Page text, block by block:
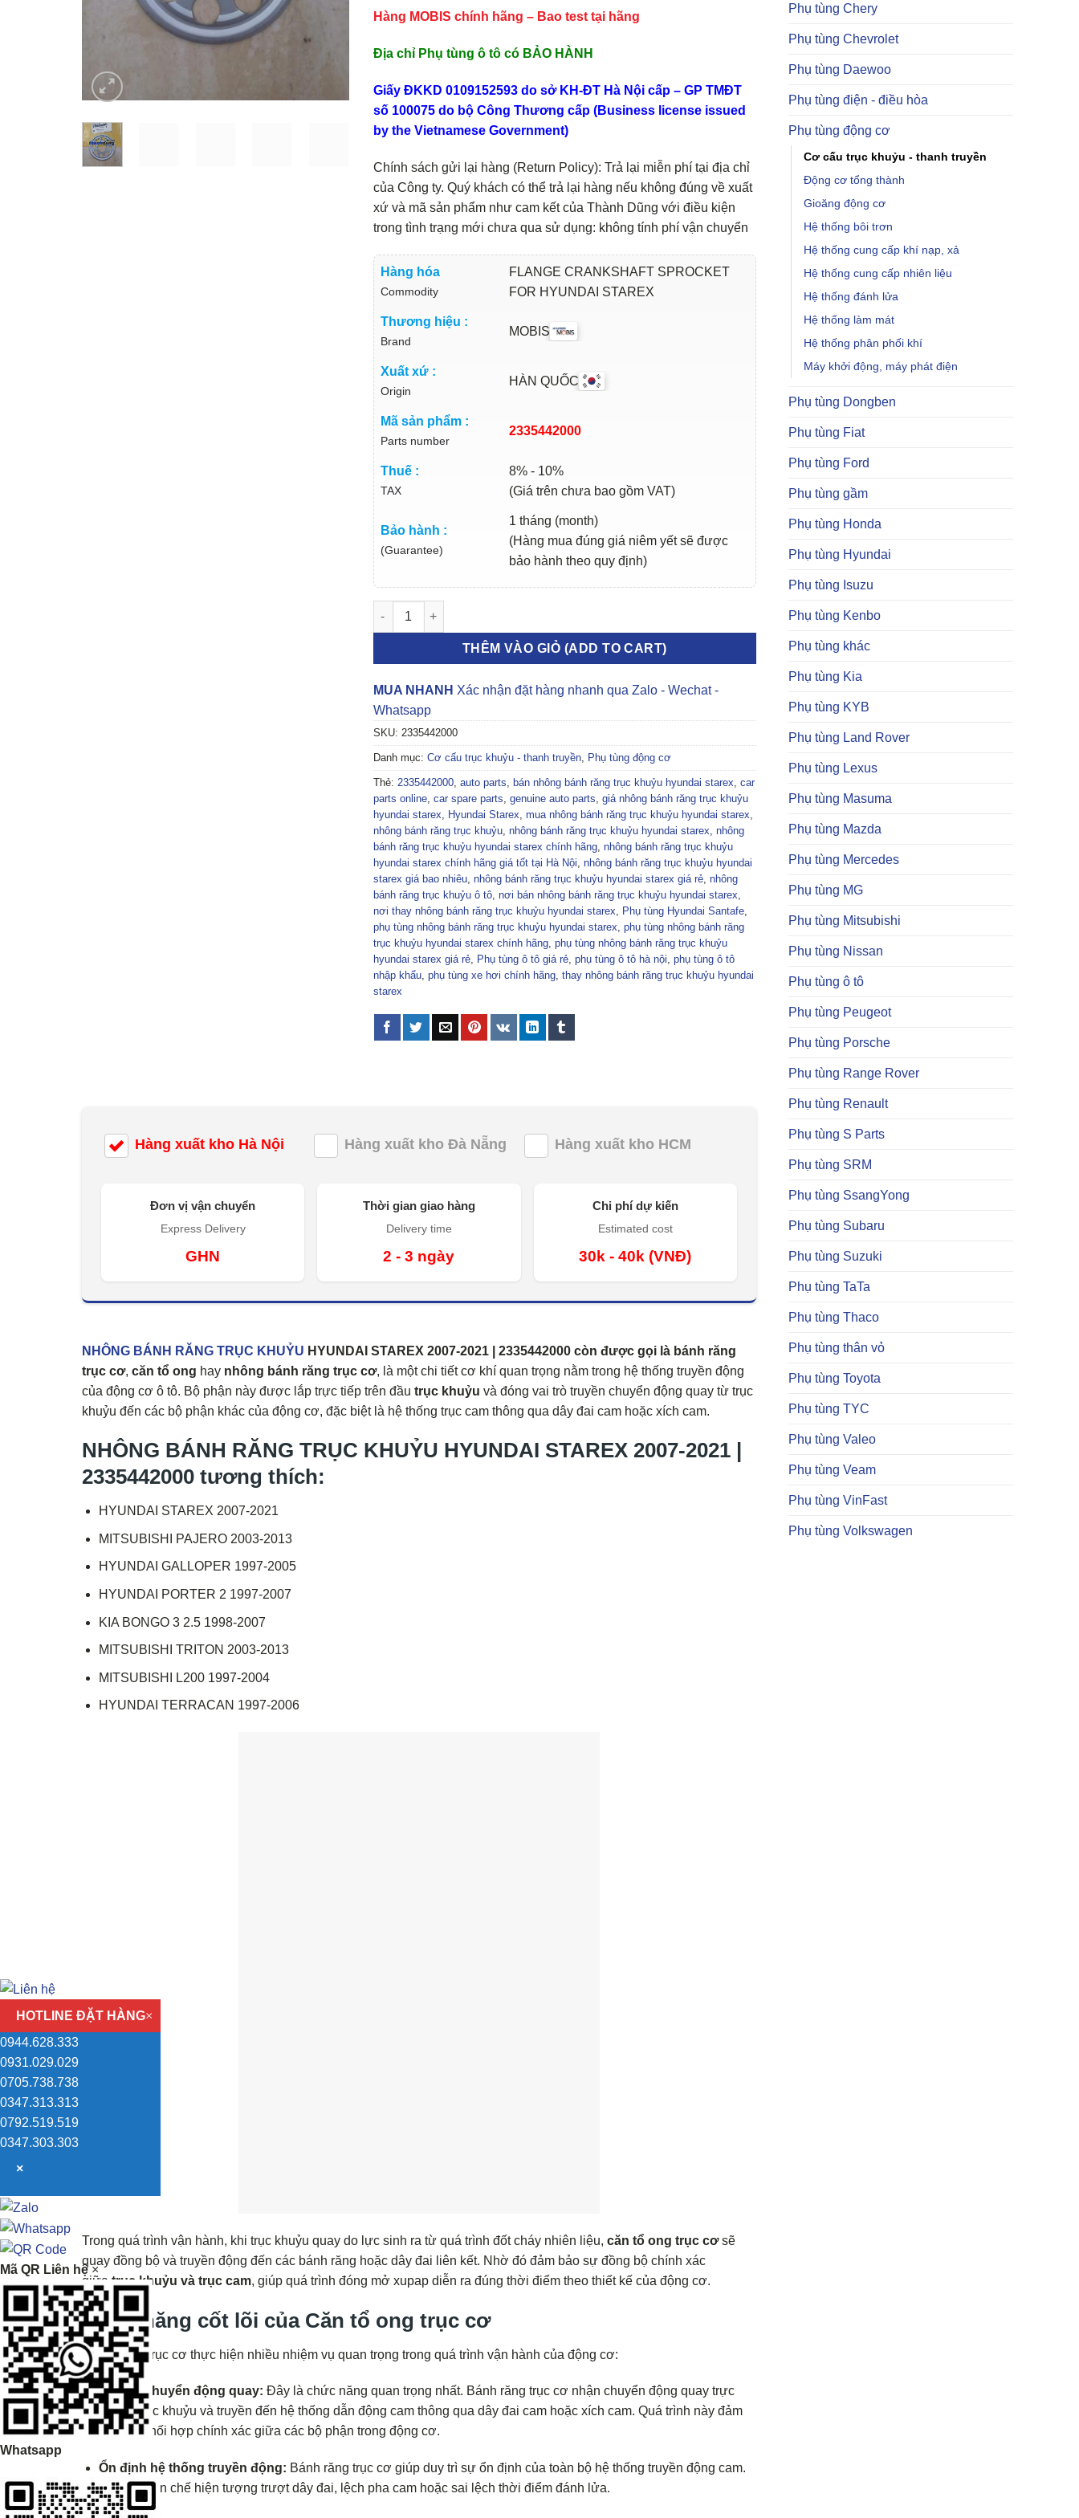
Phụ tùng Chery
Phụ tùng Chevrolet
Phụ tùng Daewoo
Phụ tùng điện - điều hòa
Phụ tùng động cơ
Cơ cấu trục khuỷu - thanh truyền
Động cơ tổng thành
Gioăng động cơ
Hệ thống bôi trơn
Hệ thống cung cấp khí nạp, xả
Hệ thống cung cấp nhiên liệu
Hệ thống đánh lửa
Hệ thống làm mát
Hệ thống phân phối khí
Máy khởi động, máy phát điện
Phụ tùng Dongben
Phụ tùng Fiat
Phụ tùng Ford
Phụ tùng gầm
Phụ tùng Honda
Phụ tùng Hyundai
Phụ tùng Isuzu
Phụ tùng Kenbo
Phụ tùng khác
Phụ tùng Kia
Phụ tùng KYB
Phụ tùng Land Rover
Phụ tùng Lexus
Phụ tùng Masuma
Phụ tùng Mazda
Phụ tùng Mercedes
Phụ tùng MG
Phụ tùng Mitsubishi
Phụ tùng Nissan
Phụ tùng ô tô
Phụ tùng Peugeot
Phụ tùng Porsche
Phụ tùng Range Rover
Phụ tùng Renault
Phụ tùng S Parts
Phụ tùng SRM
Phụ tùng SsangYong
Phụ tùng Subaru
Phụ tùng Suzuki
Phụ tùng TaTa
Phụ tùng Thaco
Phụ tùng thân vỏ
Phụ tùng Toyota
Phụ tùng TYC
Phụ tùng Valeo
Phụ tùng Veam
Phụ tùng VinFast
Phụ tùng Volkswagen
Hàng MOBIS chính hãng – Bao test tại hãng
Địa chỉ Phụ tùng ô tô có BẢO HÀNH
Giấy ĐKKD 0109152593 do sở KH-ĐT Hà Nội cấp – GP TMĐT
số 100075 do bộ Công Thương cấp (Business license issued
by the Vietnamese Government)
Chính sách gửi lại hàng (Return Policy): Trả lại miễn phí tại địa chỉ
của Công ty. Quý khách có thể trả lại hàng nếu không đúng về xuất
xứ và mã sản phẩm như cam kết của Thành Dũng với điều kiện
trong tình trạng mới chưa qua sử dụng: không tính phí vận chuyển
Hàng hóa
Commodity
FLANGE CRANKSHAFT SPROCKET
FOR HYUNDAI STAREX
Thương hiệu :
Brand
MOBIS
Xuất xứ :
Origin
HÀN QUỐC
Mã sản phẩm :
Parts number
2335442000
Thuế :
TAX
8% - 10%
(Giá trên chưa bao gồm VAT)
Bảo hành :
(Guarantee)
1 tháng (month)
(Hàng mua đúng giá niêm yết sẽ được
bảo hành theo quy định)
NHÔNG BÁNH RĂNG TRỤC KHUỶU HYUNDAI STAREX 2007-2021 | 2335442000 số lượng
THÊM VÀO GIỎ (ADD TO CART)
MUA NHANH Xác nhận đặt hàng nhanh qua Zalo - Wechat -
Whatsapp
SKU: 2335442000
Danh mục: Cơ cấu trục khuỷu - thanh truyền, Phụ tùng động cơ
Thẻ: 2335442000, auto parts, bán nhông bánh răng trục khuỷu hyundai starex, car
parts online, car spare parts, genuine auto parts, giá nhông bánh răng trục khuỷu
hyundai starex, Hyundai Starex, mua nhông bánh răng trục khuỷu hyundai starex,
nhông bánh răng trục khuỷu, nhông bánh răng trục khuỷu hyundai starex, nhông
bánh răng trục khuỷu hyundai starex chính hãng, nhông bánh răng trục khuỷu
hyundai starex chính hãng giá tốt tại Hà Nội, nhông bánh răng trục khuỷu hyundai
starex giá bao nhiêu, nhông bánh răng trục khuỷu hyundai starex giá rẻ, nhông
bánh răng trục khuỷu ô tô, nơi bán nhông bánh răng trục khuỷu hyundai starex,
nơi thay nhông bánh răng trục khuỷu hyundai starex, Phụ tùng Hyundai Santafe,
phụ tùng nhông bánh răng trục khuỷu hyundai starex, phụ tùng nhông bánh răng
trục khuỷu hyundai starex chính hãng, phụ tùng nhông bánh răng trục khuỷu
hyundai starex giá rẻ, Phụ tùng ô tô giá rẻ, phụ tùng ô tô hà nội, phụ tùng ô tô
nhập khẩu, phụ tùng xe hơi chính hãng, thay nhông bánh răng trục khuỷu hyundai
starex
Hàng xuất kho Hà Nội Hàng xuất kho Đà Nẵng Hàng xuất kho HCM
Đơn vị vận chuyển
Express Delivery
GHN
Thời gian giao hàng
Delivery time
2 - 3 ngày
Chi phí dự kiến
Estimated cost
30k - 40k (VNĐ)
NHÔNG BÁNH RĂNG TRỤC KHUỶU HYUNDAI STAREX 2007-2021 | 2335442000 còn được gọi là bánh răng
trục cơ, căn tổ ong hay nhông bánh răng trục cơ, là một chi tiết cơ khí quan trọng nằm trong hệ thống truyền động
của động cơ ô tô. Bộ phận này được lắp trực tiếp trên đầu trục khuỷu và đóng vai trò truyền chuyển động quay từ trục
khuỷu đến các bộ phận khác của động cơ, đặc biệt là hệ thống trục cam thông qua dây đai cam hoặc xích cam.
NHÔNG BÁNH RĂNG TRỤC KHUỶU HYUNDAI STAREX 2007-2021 |
2335442000 tương thích:
HYUNDAI STAREX 2007-2021
MITSUBISHI PAJERO 2003-2013
HYUNDAI GALLOPER 1997-2005
HYUNDAI PORTER 2 1997-2007
KIA BONGO 3 2.5 1998-2007
MITSUBISHI TRITON 2003-2013
MITSUBISHI L200 1997-2004
HYUNDAI TERRACAN 1997-2006
Trong quá trình vận hành, khi trục khuỷu quay do lực sinh ra từ quá trình đốt cháy nhiên liệu, căn tổ ong trục cơsẽ
quay đồng bộ và truyền động đến các bánh răng hoặc dây đai liên kết. Nhờ đó đảm bảo sự đồng bộ chính xác
giữa trục khuỷu và trục cam, giúp quá trình đóng mở xupap diễn ra đúng thời điểm theo thiết kế của động cơ.
Chức năng cốt lõi của Căn tổ ong trục cơ
Căn tổ ong trục cơ thực hiện nhiều nhiệm vụ quan trọng trong quá trình vận hành của động cơ:
Truyền chuyển động quay: Đây là chức năng quan trọng nhất. Bánh răng trục cơ nhận chuyển động quay trực
tiếp từ trục khuỷu và truyền đến hệ thống dẫn động cam thông qua dây đai cam hoặc xích cam. Quá trình này đảm
bảo sự phối hợp chính xác giữa các bộ phận trong động cơ.
Ổn định hệ thống truyền động: Bánh răng trục cơ giúp duy trì sự ổn định của toàn bộ hệ thống truyền động cam.
Nhờ đó hạn chế hiện tượng trượt dây đai, lệch pha cam hoặc sai lệch thời điểm đánh lửa.
HOTLINE ĐẶT HÀNG×
0944.628.333
0931.029.029
0705.738.738
0347.313.313
0792.519.519
0347.303.303
×
Mã QR Liên hệ×
Whatsapp